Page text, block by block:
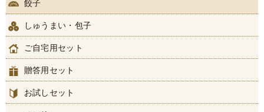
餃子
しゅうまい・包子
ご自宅用セット
贈答用セット
お試しセット